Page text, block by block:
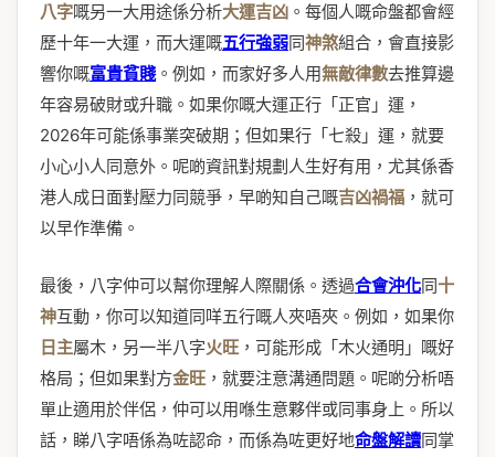
八字嘅另一大用途係分析大運吉凶 。每個人嘅命盤都會經
歷十年一大運，而大運嘅五行強弱同神煞組合，會直接影
響你嘅富貴貧賤。例如，而家好多人用無敵律數去推算邊
年容易破財或升職。如果你嘅大運正行「正官」運，
2026年可能係事業突破期；但如果行「七殺」運，就要
小心小人同意外。呢啲資訊對規劃人生好有用，尤其係香
港人成日面對壓力同競爭，早啲知自己嘅吉凶禍福 ，就可
以早作準備。
最後，八字仲可以幫你理解人際關係。透過合會沖化同十
神互動，你可以知道同咩五行嘅人夾唔夾。例如，如果你
日主屬木，另一半八字火旺 ，可能形成「木火通明」嘅好
格局；但如果對方金旺 ，就要注意溝通問題。呢啲分析唔
單止適用於伴侶，仲可以用喺生意夥伴或同事身上。所以
話，睇八字唔係為咗認命，而係為咗更好地命盤解讀同掌